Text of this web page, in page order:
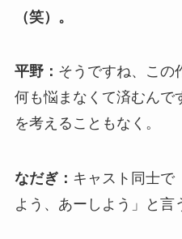
（笑）。
平野： そうですね、この
何も悩まなくて済むんで
を考えることもなく。
なだぎ： キャスト同士で
よう、あーしよう」と言